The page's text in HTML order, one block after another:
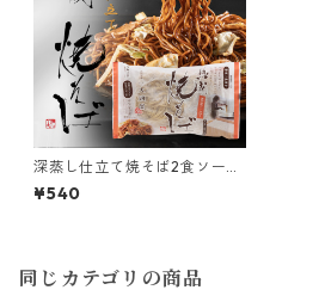
深蒸し仕立て焼そば2食ソース
付（中太麺）
¥540
同じカテゴリの商品